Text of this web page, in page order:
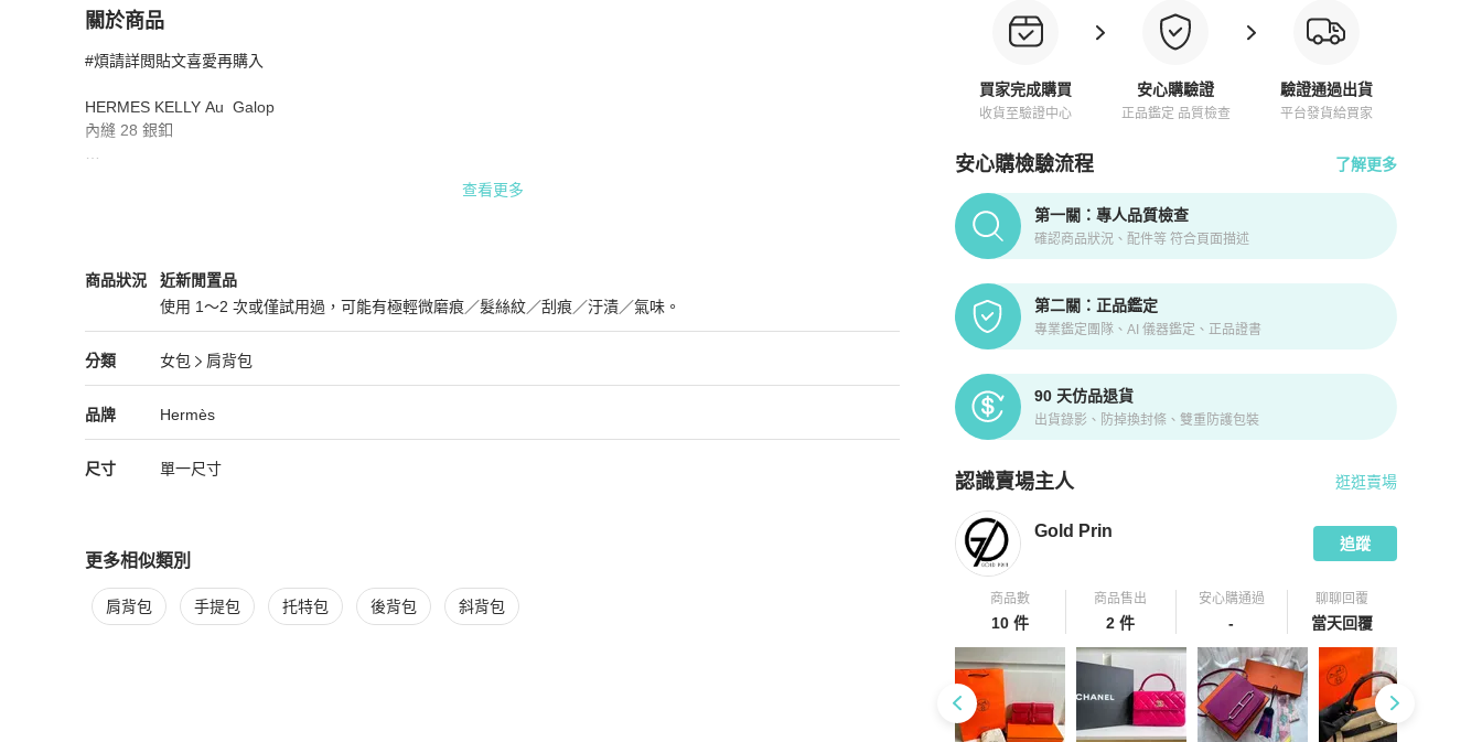
買家完成購買
收貨至驗證中心
安心購驗證
正品鑑定 品質檢查
驗證通過出貨
平台發貨給買家
安心購檢驗流程 了解更多
PopChill拍拍圈正品驗證、安心購檢驗流程介紹
第一關：專人品質檢查
確認商品狀況、配件等 符合頁面描述
第二關：正品鑑定
專業鑑定團隊、AI 儀器鑑定、正品證書
90 天仿品退貨
出貨錄影、防掉換封條、雙重防護包裝
認識賣場主人
PopChill 拍拍圈嚴選賣家
逛逛賣場
Gold Prin
追蹤
商品數
10 件
商品售出
2 件
安心購通過
-
聊聊回覆
當天回覆
關於商品
關於🖤 Hermès Kelly Au Galop 28 內縫 銀釦 黑色/藍靛藍 INDIGO/NOIR/CUIVRE Togo 皮革/Box 小牛皮/ Chevre myzore 山羊皮
#煩請詳閲貼文喜愛再購入
HERMES KELLY Au  Galop
內縫 28 銀釦
限量款定義為
🩶簡單而完美的包
照片很多細細看，無打光、無修圖，用最自然的照片給大家，內部非常乾淨，四角無損傷，這款包被定義為“簡單而完美
的製作”，最罕見獨特工藝之作品及顏色和皮革組合。
顏色：黑色/可可色/藍色靛藍
材質： Togo皮革/小牛皮/
Chevre myzore山羊皮
查看更多
商品狀況
Hermès女包商品狀態與細節
近新閒置品
使用 1～2 次或僅試用過，可能有極輕微磨痕／髮絲紋／刮痕／汙漬／氣味。
近新閒置品
分類
Hermès 女包分類資訊
女包
肩背包
女包/肩背包推薦
品牌
Hermès 精品女包品牌介紹
Hermès
Hermès 推薦清單
尺寸 單一尺寸
更多相似類別
更多Hermès女包相似商品推薦
肩背包 手提包 托特包 後背包 斜背包